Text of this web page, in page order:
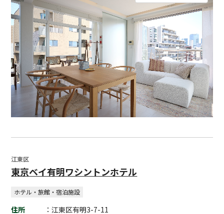
江東区
東京ベイ有明ワシントンホテル
ホテル・旅館・宿泊施設
住所
：江東区有明3-7-11